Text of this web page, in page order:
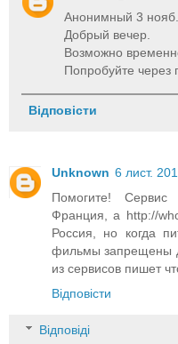
Анонимный 3
Добрый вечер.
Возможно
Попробуйте через
Відповісти
Unknown 6 лист.
Помогите! Сервис
Франция, а http://
Россия, но когда
фильмы запрещены
из сервисов пишет
Відповісти
Відповіді